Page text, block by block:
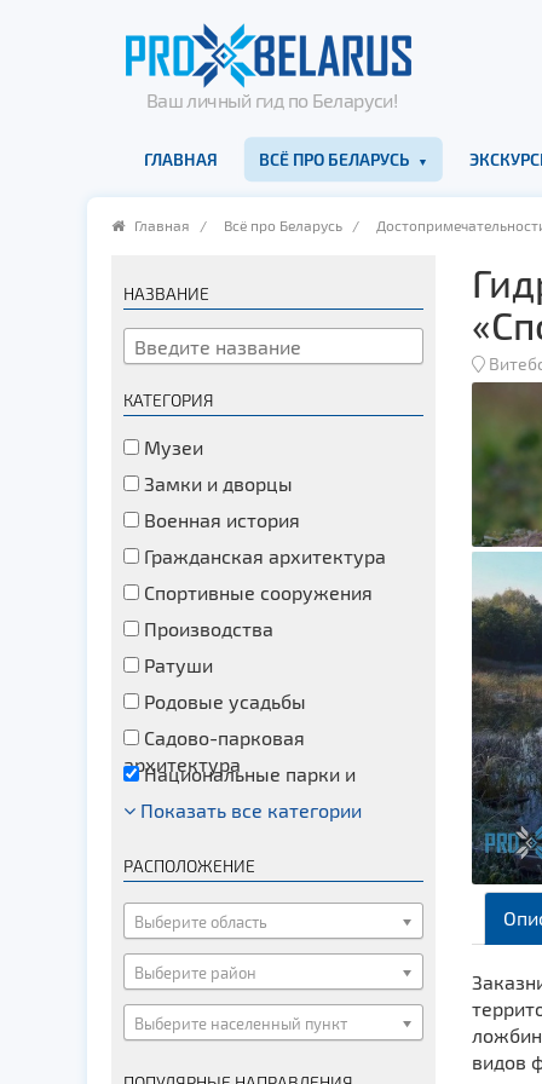
Ваш личный гид по Беларуси!
ГЛАВНАЯ ВСЁ ПРО БЕЛАРУСЬ
Главная / Всё про Беларусь /
НАЗВАНИЕ
КАТЕГОРИЯ
Музеи
Замки и дворцы
Военная история
Гражданская архитектура
Спортивные сооружения
Производства
Ратуши
Родовые усадьбы
Садово-парковая
архитектура
Национальные парки и
заказники
Озера и водоемы
Памятники археологии
Памятники геодезии
Памятники природы
Памятники известным людям
Церкви
Показать все категории
РАСПОЛОЖЕНИЕ
Выберите область
Выберите район
Выберите населенный пункт
видов